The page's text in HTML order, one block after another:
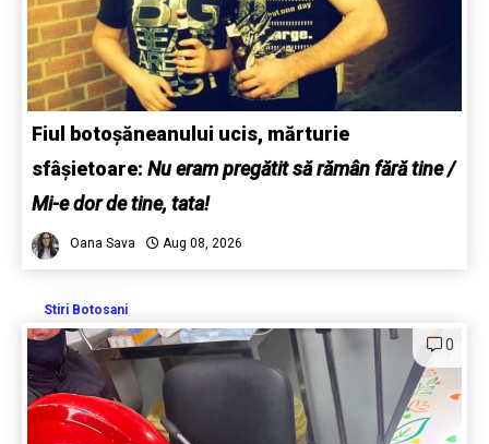
Fiul botoșăneanului ucis, mărturie
sfâșietoare: Nu eram pregătit să rămân fără tine /
Mi-e dor de tine, tata!
Oana Sava Aug 08, 2026
Stiri Botosani
0